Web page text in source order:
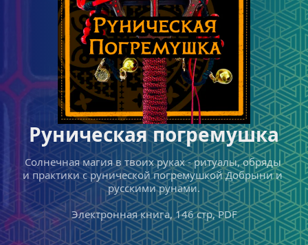
Руническая погремушка
Солнечная магия в твоих руках - ритуалы, обряды
и практики с рунической погремушкой Добрыни и
русскими рунами.
Электронная книга, 146 стр, PDF